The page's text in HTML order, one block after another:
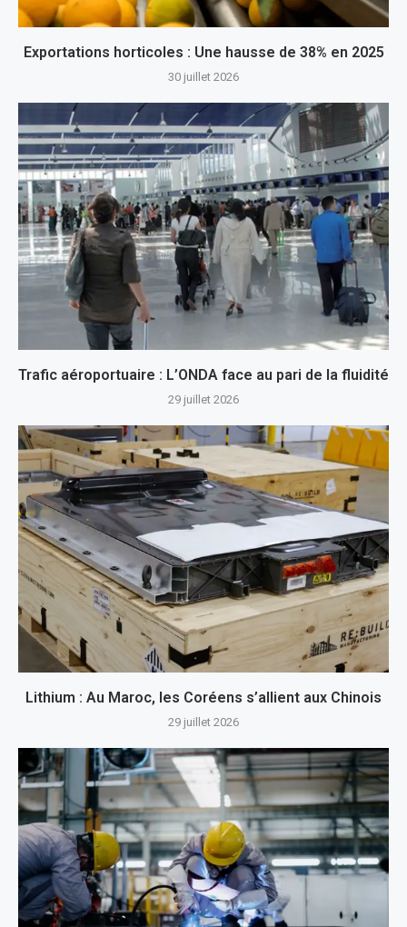
Exportations horticoles : Une hausse de 38% en 2025
30 juillet 2026
Trafic aéroportuaire : L’ONDA face au pari de la fluidité
29 juillet 2026
Lithium : Au Maroc, les Coréens s’allient aux Chinois
29 juillet 2026